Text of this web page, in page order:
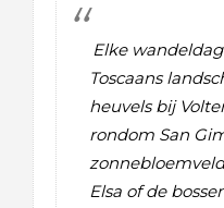
Elke
Toscaans
heuvels bij
rondom San
Elsa of de